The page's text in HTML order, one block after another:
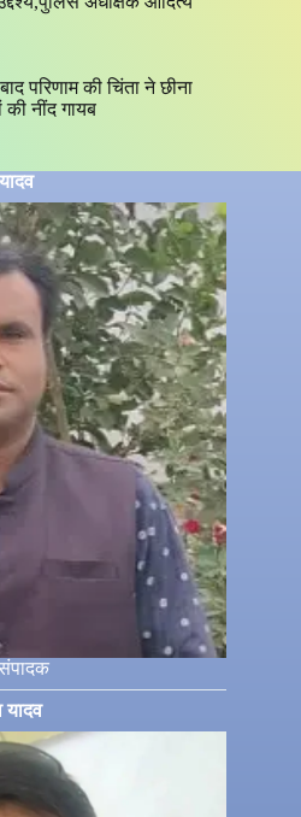
परिणाम की चिंता ने छीना
नींद गायब
यादव